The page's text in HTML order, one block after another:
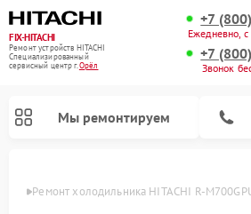
FIX-HITACHI
Ремонт устройств HITACHI
Специализированный
cервисный центр г.Орёл
+7
Ежедневно,
+7
Звонок
Мы ремонтируем
Ремонт холодильника HITACHI R-